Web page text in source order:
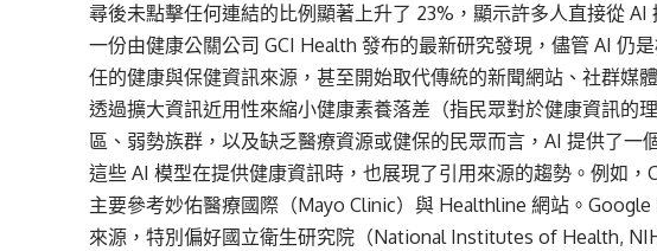
尋後未點擊任何連結的比例顯著上升了 23%，顯示許多人直接從 AI
一份由健康公關公司 GCI Health 發布的最新研究發現，儘管 AI 仍
任的健康與保健資訊來源，甚至開始取代傳統的新聞網站、社群媒
透過擴大資訊近用性來縮小健康素養落差（指民眾對於健康資訊的
區、弱勢族群，以及缺乏醫療資源或健保的民眾而言，AI 提供了一
這些 AI 模型在提供健康資訊時，也展現了引用來源的趨勢。例如，
主要參考妙佑醫療國際（Mayo Clinic）與 Healthline 網站。
來源，特別偏好國立衛生研究院（National Institutes of Health,